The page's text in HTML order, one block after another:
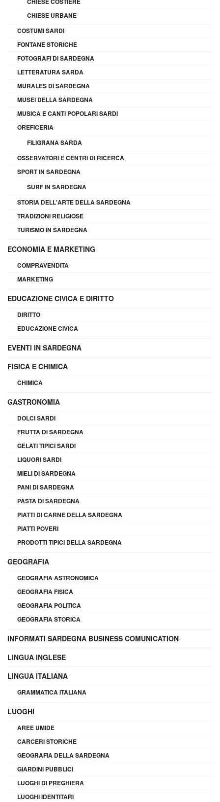
CHIESE URBANE
COSTUMI SARDI
FONTANE STORICHE
FOTOGRAFI DI SARDEGNA
LETTERATURA SARDA
MURALES DI SARDEGNA
MUSEI DELLA SARDEGNA
MUSICA E CANTI POPOLARI SARDI
OREFICERIA
FILIGRANA SARDA
OSSERVATORI E CENTRI DI RICERCA
SPORT IN SARDEGNA
SURF IN SARDEGNA
STORIA DELL'ARTE DELLA SARDEGNA
TRADIZIONI RELIGIOSE
TURISMO IN SARDEGNA
ECONOMIA E MARKETING
COMPRAVENDITA
MARKETING
EDUCAZIONE CIVICA E DIRITTO
DIRITTO
EDUCAZIONE CIVICA
EVENTI IN SARDEGNA
FISICA E CHIMICA
CHIMICA
GASTRONOMIA
DOLCI SARDI
FRUTTA DI SARDEGNA
GELATI TIPICI SARDI
LIQUORI SARDI
MIELI DI SARDEGNA
PANI DI SARDEGNA
PASTA DI SARDEGNA
PIATTI DI CARNE DELLA SARDEGNA
PIATTI POVERI
PRODOTTI TIPICI DELLA SARDEGNA
GEOGRAFIA
GEOGRAFIA ASTRONOMICA
GEOGRAFIA FISICA
GEOGRAFIA POLITICA
GEOGRAFIA STORICA
INFORMATI SARDEGNA BUSINESS COMUNICATION
LINGUA INGLESE
LINGUA ITALIANA
GRAMMATICA ITALIANA
LUOGHI
AREE UMIDE
CARCERI STORICHE
GEOGRAFIA DELLA SARDEGNA
GIARDINI PUBBLICI
LUOGHI DI PREGHIERA
LUOGHI IDENTITARI